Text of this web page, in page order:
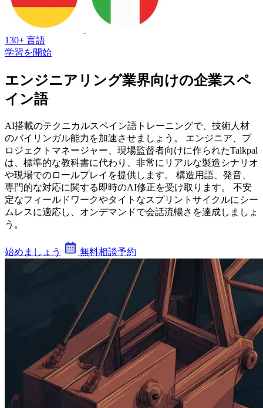
130+ 言語
学習を開始
エンジニアリング業界向けの企業スペ
イン語
AI搭載のテクニカルスペイン語トレーニングで、技術人材
のバイリンガル能力を加速させましょう。 エンジニア、プ
ロジェクトマネージャー、現場監督者向けに作られたTalkpal
は、標準的な教科書に代わり、非常にリアルな製造シナリオ
や現場でのロールプレイを提供します。 構造用語、発音、
専門的な対応に関する即時のAI修正を受け取ります。 不安
定なフィールドワークやタイトなスプリントサイクルにシー
ムレスに適応し、オンデマンドで会話流暢さを達成しましょ
う。
始めましょう 無料相談予約